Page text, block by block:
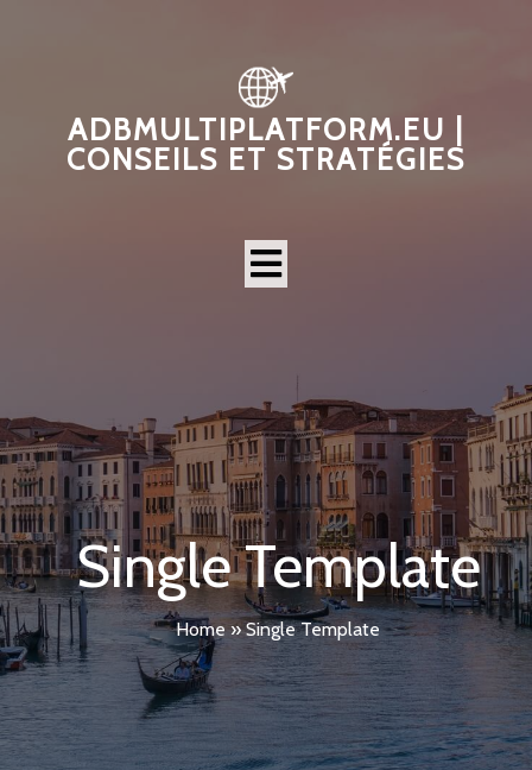
ADBMULTIPLATFORM.EU |
CONSEILS ET STRATÉGIES
Single Template
Home»Single Template